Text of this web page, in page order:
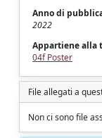
Anno di
2022
Appartiene alla
04f Poster
File allegati a
Non ci sono file